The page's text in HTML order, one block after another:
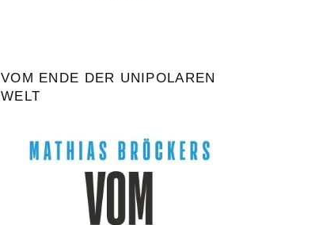
VOM ENDE DER UNIPOLAREN
WELT